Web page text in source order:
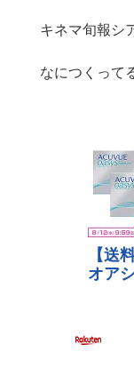
キネマ旬報シ
なにつくって